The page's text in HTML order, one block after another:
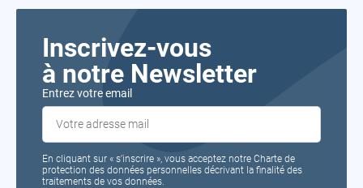
Inscrivez-vous
à notre Newsletter
Entrez votre email
En cliquant sur « s’inscrire », vous acceptez notre Charte de
protection des données personnelles décrivant la finalité des
traitements de vos données.